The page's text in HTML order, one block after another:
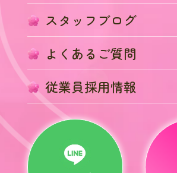
スタッフブログ
よくあるご質問
従業員採用情報